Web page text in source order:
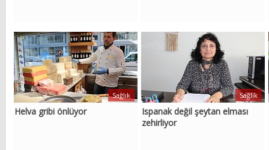
Helva gribi önlüyor
Sağlık
Ispanak değil şeytan elması
zehirliyor
Sağlık